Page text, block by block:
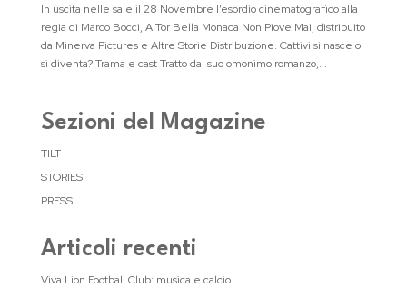
In uscita nelle sale il 28 Novembre l’esordio cinematografico alla
regia di Marco Bocci, A Tor Bella Monaca Non Piove Mai, distribuito
da Minerva Pictures e Altre Storie Distribuzione. Cattivi si nasce o
si diventa? Trama e cast Tratto dal suo omonimo romanzo,...
Sezioni del Magazine
TILT
STORIES
PRESS
Articoli recenti
Viva Lion Football Club: musica e calcio